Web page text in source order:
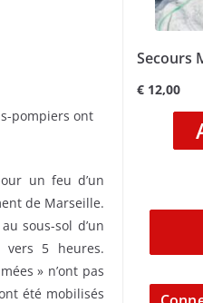
pompiers ont
un feu d’un
de Marseille.
sous-sol d’un
vers 5 heures.
» n’ont pas
été mobilisés
Secours
€ 12,00